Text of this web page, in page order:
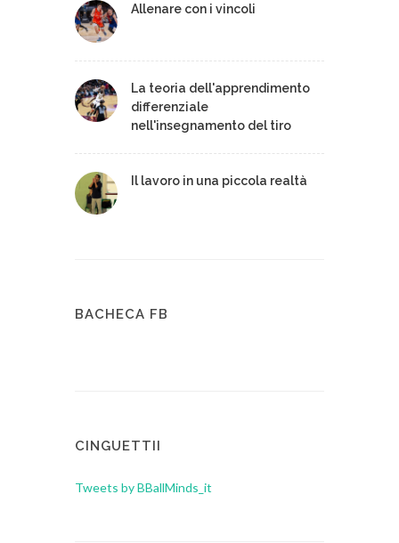
Allenare con i vincoli
La teoria dell'apprendimento
differenziale
nell'insegnamento del tiro
Il lavoro in una piccola realtà
BACHECA FB
CINGUETTII
Tweets by BBallMinds_it